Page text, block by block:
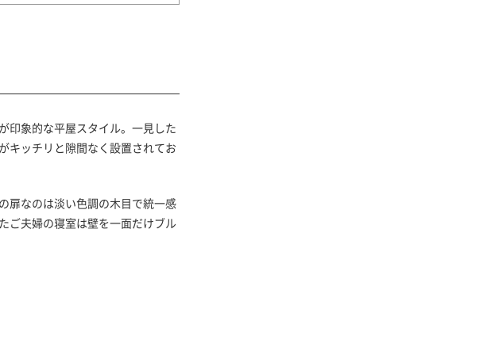
印象的な平屋スタイル。一見した
キッチリと隙間なく設置されてお
扉なのは淡い色調の木目で統一感
ご夫婦の寝室は壁を一面だけブル